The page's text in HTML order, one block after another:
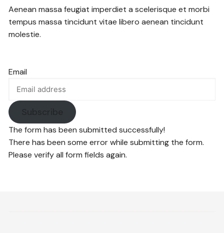
Aenean massa feugiat imperdiet a scelerisque et morbi
tempus massa tincidunt vitae libero aenean tincidunt
molestie.
Email
Subscribe
The form has been submitted successfully!
There has been some error while submitting the form.
Please verify all form fields again.